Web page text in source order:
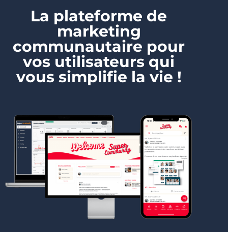
La plateforme de
marketing
communautaire pour
vos utilisateurs qui
vous simplifie la vie !